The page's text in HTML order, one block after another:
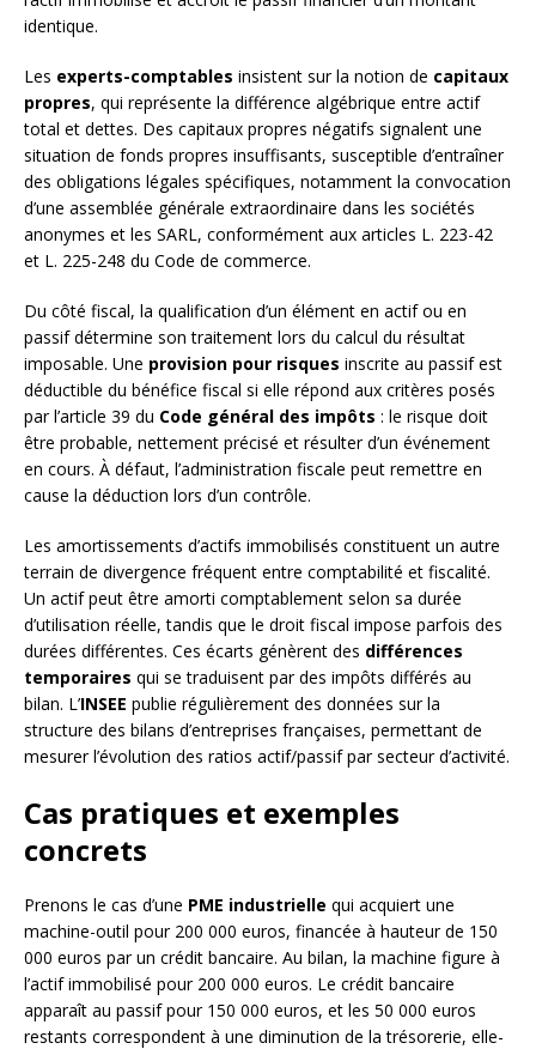
identique.
Les experts-comptables insistent sur la notion de capitaux
propres, qui représente la différence algébrique entre actif
total et dettes. Des capitaux propres négatifs signalent une
situation de fonds propres insuffisants, susceptible d’entraîner
des obligations légales spécifiques, notamment la convocation
d’une assemblée générale extraordinaire dans les sociétés
anonymes et les SARL, conformément aux articles L. 223-42
et L. 225-248 du Code de commerce.
Du côté fiscal, la qualification d’un élément en actif ou en
passif détermine son traitement lors du calcul du résultat
imposable. Une provision pour risques inscrite au passif est
déductible du bénéfice fiscal si elle répond aux critères posés
par l’article 39 du Code général des impôts : le risque doit
être probable, nettement précisé et résulter d’un événement
en cours. À défaut, l’administration fiscale peut remettre en
cause la déduction lors d’un contrôle.
Les amortissements d’actifs immobilisés constituent un autre
terrain de divergence fréquent entre comptabilité et fiscalité.
Un actif peut être amorti comptablement selon sa durée
d’utilisation réelle, tandis que le droit fiscal impose parfois des
durées différentes. Ces écarts génèrent des différences
temporaires qui se traduisent par des impôts différés au
bilan. L’INSEE publie régulièrement des données sur la
structure des bilans d’entreprises françaises, permettant de
mesurer l’évolution des ratios actif/passif par secteur d’activité.
Cas pratiques et exemples
concrets
Prenons le cas d’une PME industrielle qui acquiert une
machine-outil pour 200 000 euros, financée à hauteur de 150
000 euros par un crédit bancaire. Au bilan, la machine figure à
l’actif immobilisé pour 200 000 euros. Le crédit bancaire
apparaît au passif pour 150 000 euros, et les 50 000 euros
restants correspondent à une diminution de la trésorerie, elle-